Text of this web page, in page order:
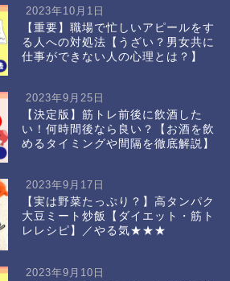
2023年10月1日
【重要】職場で忙しいアピールをす
る人への対処法【うざい？男女共に
仕事ができない人の心理とは？】
2023年9月25日
【決定版】筋トレ前後に飲酒した
い！何時間後なら良い？【お酒を飲
めるタイミングや間隔を徹底解説】
2023年9月17日
【実は野菜たっぷり？】高タンパク
大豆ミート炒飯【ダイエット・筋ト
レレシピ】／やる気★★★
2023年9月10日